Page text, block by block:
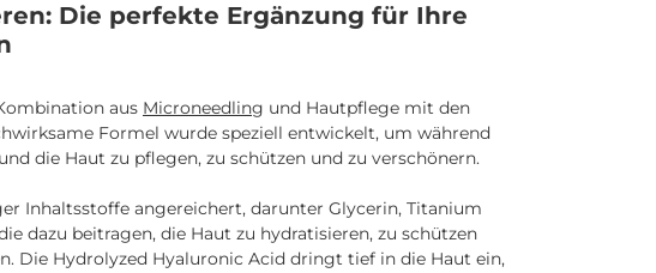
einzeln
Nr. DE
Die perfekte Ergänzung für Ihre
aus Microneedling und Hautpflege mit den
Formel wurde speziell entwickelt, um während
die Haut zu pflegen, zu schützen und zu verschönern.
Inhaltsstoffe angereichert, darunter Glycerin, Titanium
dazu beitragen, die Haut zu hydratisieren, zu schützen
Die Hydrolyzed Hyaluronic Acid dringt tief in die Haut ein,